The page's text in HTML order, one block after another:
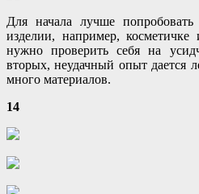
Для начала лучше
изделии, например,
нужно проверить себя на
вторых, неудачный опыт дается
много материалов.
14